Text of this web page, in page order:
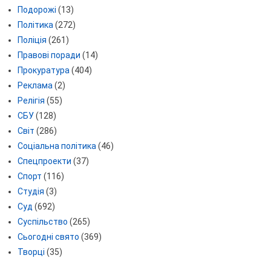
Подорожі (13)
Політика (272)
Поліція (261)
Правові поради (14)
Прокуратура (404)
Реклама (2)
Релігія (55)
СБУ(128)
Світ (286)
Соціальна політика (46)
Спецпроекти (37)
Спорт (116)
Студія (3)
Суд (692)
Суспільство (265)
Сьогодні свято (369)
Творці (35)